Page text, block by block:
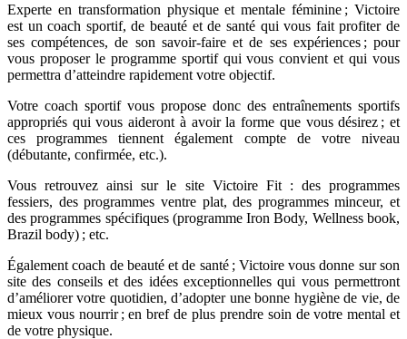
Experte en transformation physique et mentale féminine ; Victoire
est un coach sportif, de beauté et de santé qui vous fait profiter de
ses compétences, de son savoir-faire et de ses expériences ; pour
vous proposer le programme sportif qui vous convient et qui vous
permettra d’atteindre rapidement votre objectif.
Votre coach sportif vous propose donc des entraînements sportifs
appropriés qui vous aideront à avoir la forme que vous désirez ; et
ces programmes tiennent également compte de votre niveau
(débutante, confirmée, etc.).
Vous retrouvez ainsi sur le site Victoire Fit : des programmes
fessiers, des programmes ventre plat, des programmes minceur, et
des programmes spécifiques (programme Iron Body, Wellness book,
Brazil body) ; etc.
Également coach de beauté et de santé ; Victoire vous donne sur son
site des conseils et des idées exceptionnelles qui vous permettront
d’améliorer votre quotidien, d’adopter une bonne hygiène de vie, de
mieux vous nourrir ; en bref de plus prendre soin de votre mental et
de votre physique.